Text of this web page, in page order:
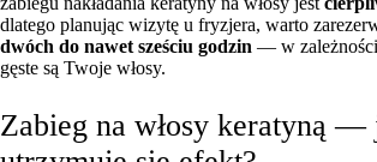
dlatego planując wizytę u fryzjera, warto
dwóch do nawet sześciu godzin — w zależności
gęste są Twoje włosy.
Zabieg na włosy keratyną —